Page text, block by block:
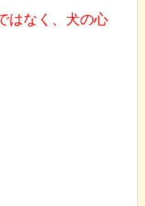
はなく、犬の心